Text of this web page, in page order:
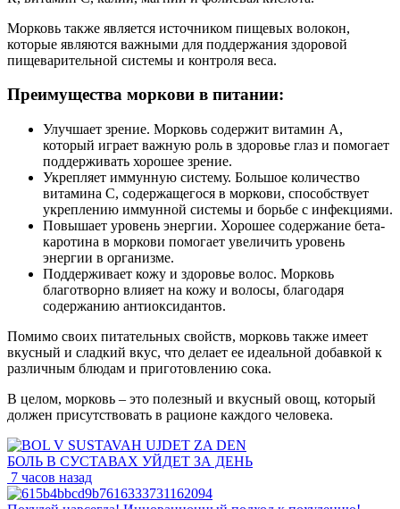
Морковь также является источником пищевых волокон,
которые являются важными для поддержания здоровой
пищеварительной системы и контроля веса.
Преимущества моркови в питании:
Улучшает зрение. Морковь содержит витамин А,
который играет важную роль в здоровье глаз и помогает
поддерживать хорошее зрение.
Укрепляет иммунную систему. Большое количество
витамина С, содержащегося в моркови, способствует
укреплению иммунной системы и борьбе с инфекциями.
Повышает уровень энергии. Хорошее содержание бета-
каротина в моркови помогает увеличить уровень
энергии в организме.
Поддерживает кожу и здоровье волос. Морковь
благотворно влияет на кожу и волосы, благодаря
содержанию антиоксидантов.
Помимо своих питательных свойств, морковь также имеет
вкусный и сладкий вкус, что делает ее идеальной добавкой к
различным блюдам и приготовлению сока.
В целом, морковь – это полезный и вкусный овощ, который
должен присутствовать в рационе каждого человека.
БОЛЬ В СУСТАВАХ УЙДЕТ ЗА ДЕНЬ
7 часов назад